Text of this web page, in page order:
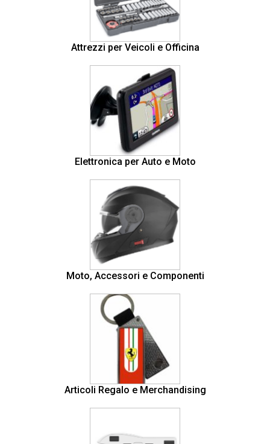
Attrezzi per Veicoli e Officina
Elettronica per Auto e Moto
Moto, Accessori e Componenti
Articoli Regalo e Merchandising